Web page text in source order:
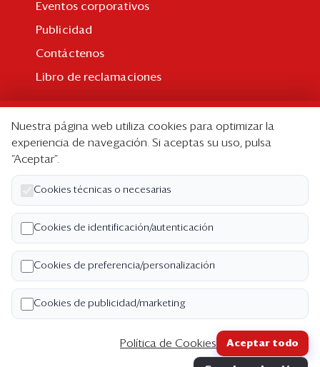
Eventos corporativos
Publicidad
Contáctenos
Libro de reclamaciones
Suscripción individual
Paquetes corporativos
Edición Impresa
Nosotros
Quiénes somos
Código de ética
Términos y Condiciones
Copyright ©2026 Semana Económica. Todos los
Nuestra página web utiliza cookies para optimizar la
experiencia de navegación. Si aceptas su uso, pulsa
“Aceptar”.
Cookies técnicas o necesarias
Cookies de identificación/autenticación
Cookies de preferencia/personalización
Cookies de publicidad/marketing
Política de Cookies Aceptar todo